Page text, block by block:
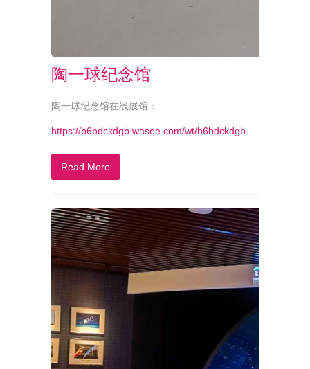
陶一球纪念馆
陶一球纪念馆在线展馆：
https://b6bdckdgb.wasee.com/wt/b6bdckdgb
Read More